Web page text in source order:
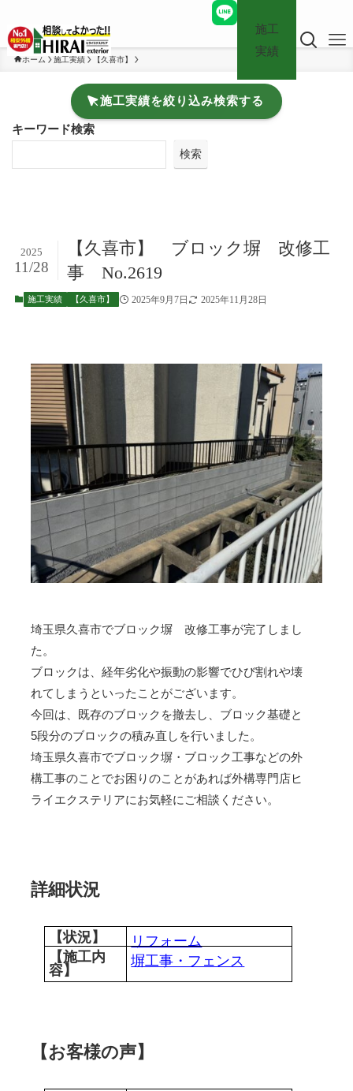
施工
実績
ホーム 施工実績 【久喜市】
施工実績を絞り込み検索する
キーワード検索
検索
【久喜市】 ブロック塀 改修工
事 No.2619
2025
11/28
施工実績 【久喜市】 2025年9月7日 2025年11月28日
埼玉県久喜市でブロック塀 改修工事が完了しまし
た。
ブロックは、経年劣化や振動の影響でひび割れや壊
れてしまうといったことがございます。
今回は、既存のブロックを撤去し、ブロック基礎と
5段分のブロックの積み直しを行いました。
埼玉県久喜市でブロック塀・ブロック工事などの外
構工事のことでお困りのことがあれば外構専門店ヒ
ライエクステリアにお気軽にご相談ください。
詳細状況
【状況】
リフォーム
【施工内
容】
塀工事・フェンス
【お客様の声】